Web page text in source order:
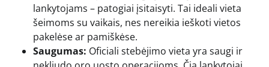
lankytojams – patogiai įsitaisyti. Tai ideali vieta
šeimoms su vaikais, nes nereikia ieškoti vietos
pakelėse ar pamiškėse.
Saugumas: Oficiali stebėjimo vieta yra saugi ir